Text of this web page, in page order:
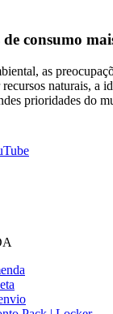
consumo
as
naturais, a
prioridades do